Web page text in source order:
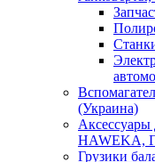
(Украина)
Аксессуары
HAWEKA,
Грузики